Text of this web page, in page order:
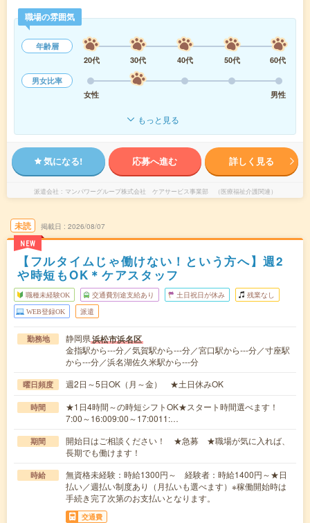
職場の雰囲気
年齢層
20代
30代 40代 50代
60代
男女比率
女性
男性
もっと見る
気になる! 応募へ進む 詳しく見る
派遣会社 マンパワーグループ株式会社 ケアサービス事業部 （医療福祉介護関連）
未読
NEW
掲載日 2026/08/07
【フルタイムじゃ働けない！という方へ】週2
や時短もOK＊ケアスタッフ
職種未経験OK 交通費別途支給あり 土日祝日が休み 残業なし
WEB登録OK 派遣
勤務地 静岡県浜松市浜名区
金指駅から---分／気賀駅から---分／宮口駅から---分／寸座駅
から---分／浜名湖佐久米駅から---分
曜日頻度 週2日～5日OK（月～金） ★土日休みOK
時間
★1日4時間～の時短シフトOK★スタート時間選べます！
7:00～16:009:00～17:0011:…
期間
開始日はご相談ください！ ★急募 ★職場が気に入れば、
長期でも働けます！
時給
無資格未経験：時給1300円～ 経験者：時給1400円～★日
払い／週払い制度あり（月払いも選べます）※稼働開始時は
手続き完了次第のお支払いとなります。
交通費